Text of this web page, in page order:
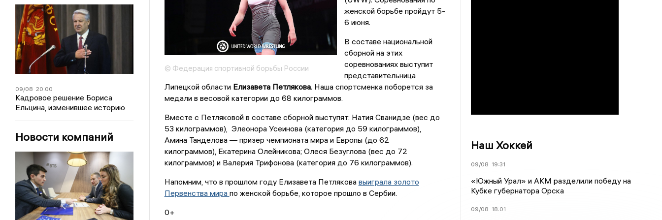
09/08 20:00
Кадровое решение Бориса
Ельцина, изменившее историю
Новости компаний
© Федерация спортивной борьбы России
женской борьбе пройдут 5-
6 июня.
В составе национальной
сборной на этих
соревнованиях выступит
представительница
Липецкой области Елизавета Петлякова. Наша спортсменка поборется за
медали в весовой категории до 68 килограммов.
Вместе с Петляковой в составе сборной выступят: Натия Сванидзе (вес до
53 килограммов), Элеонора Усеинова (категория до 59 килограммов),
Амина Танделова — призер чемпионата мира и Европы (до 62
килограммов), Екатерина Олейникова; Олеся Безуглова (вес до 72
килограммов) и Валерия Трифонова (категория до 76 килограммов).
Напомним, что в прошлом году Елизавета Петлякова выиграла золото
Первенства мира по женской борьбе, которое прошло в Сербии.
0+
Наш Хоккей
09/08 19:31
«Южный Урал» и АКМ разделили победу на
Кубке губернатора Орска
09/08 18:01